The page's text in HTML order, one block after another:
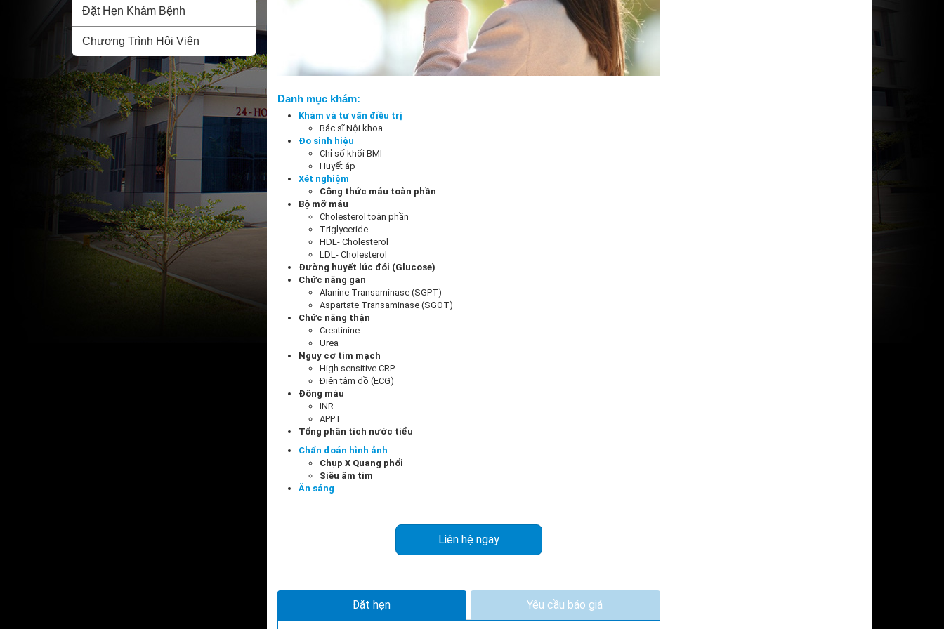
Đặt Hẹn Khám Bệnh
Chương Trình Hội Viên
Danh mục khám:
Khám và tư vấn điều trị
Bác sĩ Nội khoa
Đo sinh hiệu
Chỉ số khối BMI
Huyết áp
Xét nghiệm
Công thức máu toàn phần
Bộ mỡ máu
Cholesterol toàn phần
Triglyceride
HDL- Cholesterol
LDL- Cholesterol
Đường huyết lúc đói (Glucose)
Chức năng gan
Alanine Transaminase (SGPT)
Aspartate Transaminase (SGOT)
Chức năng thận
Creatinine
Urea
Nguy cơ tim mạch
High sensitive CRP
Điện tâm đồ (ECG)
Đông máu
INR
APPT
Tổng phân tích nước tiểu
Chẩn đoán hình ảnh
Chụp X Quang phổi
Siêu âm tim
Ăn sáng
Liên hệ ngay
Đặt hẹn Yêu cầu báo giá